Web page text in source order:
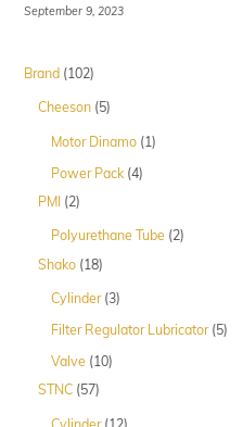
September 9, 2023
Brand 102102
Cheeson 55
Motor Dinamo 11
Power Pack 44
PMI 22
Polyurethane Tube 22
Shako 1818
Cylinder 33
Filter Regulator Lubricator 55
Valve 1010
STNC 5757
12